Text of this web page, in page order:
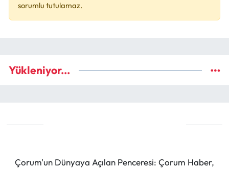
sorumlu tutulamaz.
Yükleniyor...
Çorum'un Dünyaya Açılan Penceresi: Çorum Haber,